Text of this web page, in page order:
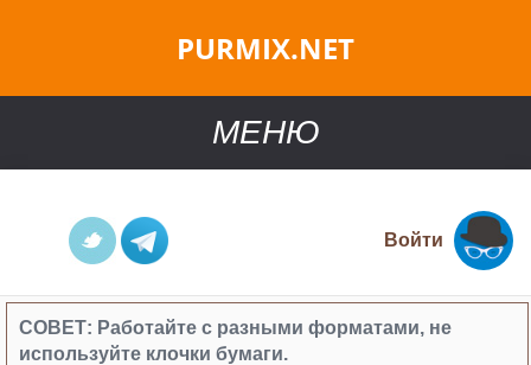
PURMIX.NET
МЕНЮ
Войти
СОВЕТ: Работайте с разными форматами, не
используйте клочки бумаги.